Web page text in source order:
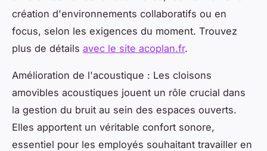
création d'environnements collaboratifs ou en
focus, selon les exigences du moment. Trouvez
plus de détails avec le site acoplan.fr.
Amélioration de l'acoustique : Les cloisons
amovibles acoustiques jouent un rôle crucial dans
la gestion du bruit au sein des espaces ouverts.
Elles apportent un véritable confort sonore,
essentiel pour les employés souhaitant travailler en